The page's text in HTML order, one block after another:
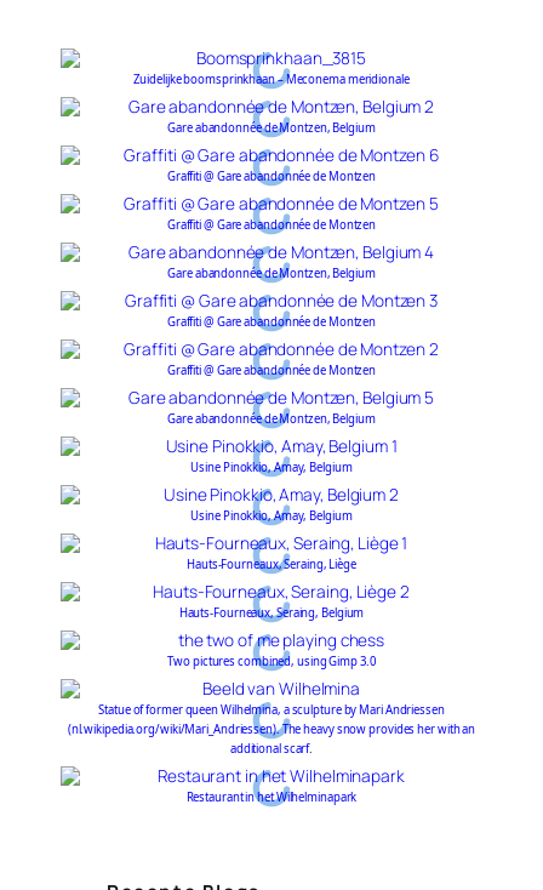
Zuidelijke boomsprinkhaan – Meconema meridionale
Gare abandonnée de Montzen, Belgium
Graffiti @ Gare abandonnée de Montzen
Graffiti @ Gare abandonnée de Montzen
Gare abandonnée de Montzen, Belgium
Graffiti @ Gare abandonnée de Montzen
Graffiti @ Gare abandonnée de Montzen
Gare abandonnée de Montzen, Belgium
Usine Pinokkio, Amay, Belgium
Usine Pinokkio, Amay, Belgium
Hauts-Fourneaux, Seraing, Liège
Hauts-Fourneaux, Seraing, Belgium
Two pictures combined, using Gimp 3.0
Statue of former queen Wilhelmina, a sculpture by Mari Andriessen
(nl.wikipedia.org/wiki/Mari_Andriessen). The heavy snow provides her with an
additional scarf.
Restaurant in het Wilhelminapark